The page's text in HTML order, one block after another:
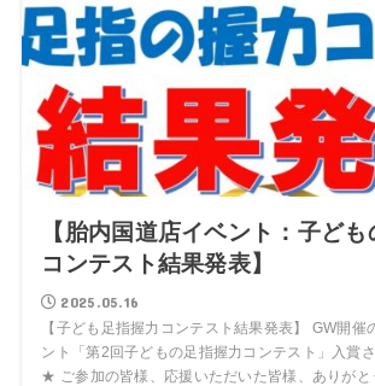
【胎内国道店イベント：子ど
コンテスト結果発表】
2025.05.16
【子ども足指握力コンテスト結果発表】 GW開催
ント「第2回子どもの足指握力コンテスト」入賞
★ ご参加の皆様、応援いただいた皆様、ありが